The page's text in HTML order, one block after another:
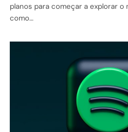
planos para começar a explorar o
como…